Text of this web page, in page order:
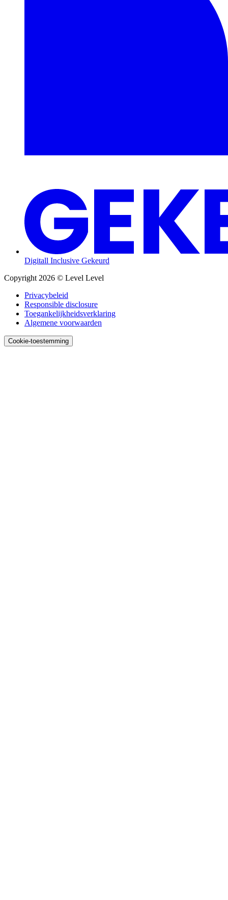
Digitall Inclusive Gekeurd
Copyright 2026 © Level Level
Privacybeleid
Responsible disclosure
Toegankelijk­heids­verklaring
Algemene voorwaarden
Cookie-toestemming